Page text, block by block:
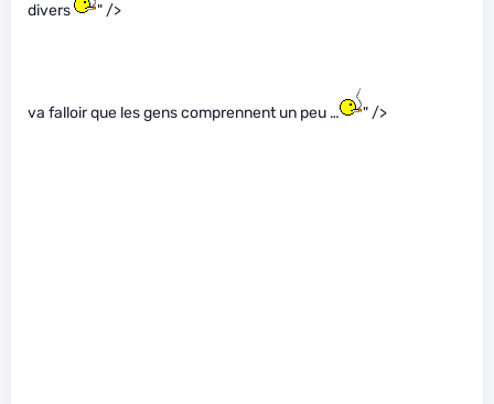
divers
" />
va falloir que les gens comprennent un peu … " />